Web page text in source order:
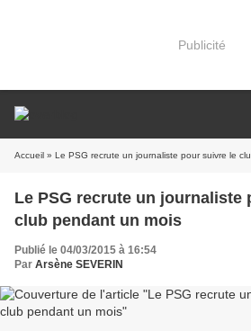
Publicité
Accueil » Le PSG recrute un journaliste pour suivre le
Le PSG recrute un journaliste
club pendant un mois
Publié le 04/03/2015 à 16:54
Par Arsène SEVERIN